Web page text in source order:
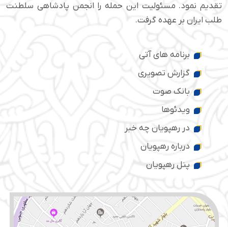
تقدیم نمود. مسئولیت این حمله را انجمن پادشاهی سلطنت
طلب ایران بر عهده گرفت.
برنامه های آتی
گزارش تصویری
بانک صوت
ویدئوها
در رهپویان چه خبر
درباره رهپویان
پنل رهپویان